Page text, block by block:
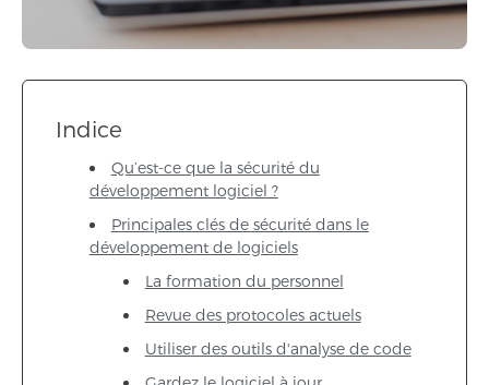
Indice
Qu’est-ce que la sécurité du
développement logiciel ?
Principales clés de sécurité dans le
développement de logiciels
La formation du personnel
Revue des protocoles actuels
Utiliser des outils d'analyse de code